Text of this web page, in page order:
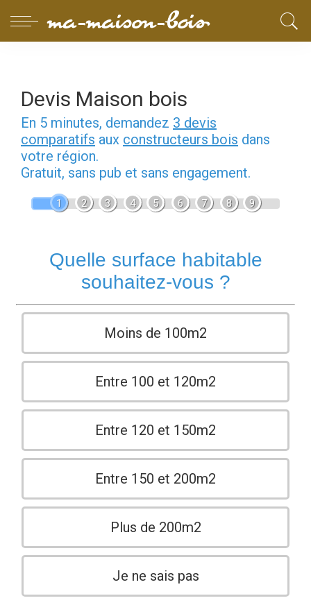
Devis Maison bois
En 5 minutes, demandez 3 devis
comparatifs aux constructeurs bois dans
votre région.
Gratuit, sans pub et sans engagement.
1 2 3 4 5 6 7 8 9
Quelle surface habitable
souhaitez-vous ?
Moins de 100m2
Entre 100 et 120m2
Entre 120 et 150m2
Entre 150 et 200m2
Plus de 200m2
Je ne sais pas